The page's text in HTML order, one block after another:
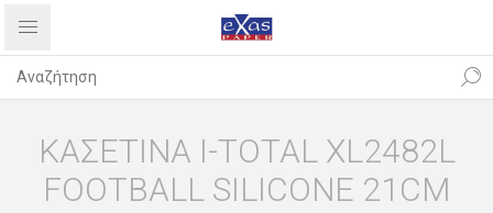
ΚΑΣΕΤΙΝΑ I-TOTAL XL2482L
FOOTBALL SILICONE 21CM